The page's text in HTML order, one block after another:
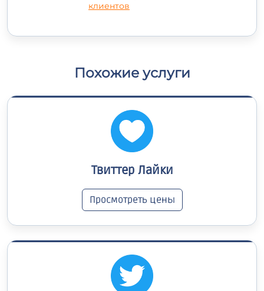
клиентов
Похожие услуги
Твиттер Лайки
Просмотреть цены